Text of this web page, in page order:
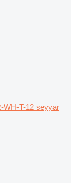
WH-T-12 seyyar